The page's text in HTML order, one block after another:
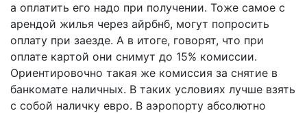
а оплатить его надо при получении. Тоже самое с
арендой жилья через айрбнб, могут попросить
оплату при заезде. А в итоге, говорят, что при
оплате картой они снимут до 15% комиссии.
Ориентировочно такая же комиссия за снятие в
банкомате наличных. В таких условиях лучше взять
с собой наличку евро. В аэропорту абсолютно